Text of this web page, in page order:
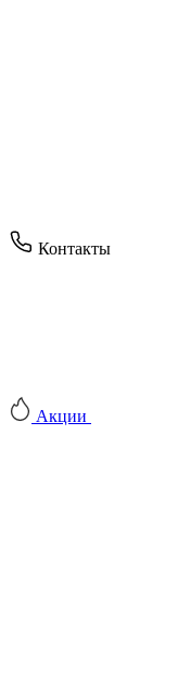
Контакты
Акции